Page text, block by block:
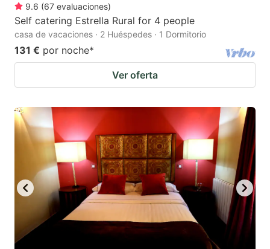
9.6 (67 evaluaciones)
Self catering Estrella Rural for 4 people
casa de vacaciones · 2 Huéspedes · 1 Dormitorio
131 € por noche*
Ver oferta